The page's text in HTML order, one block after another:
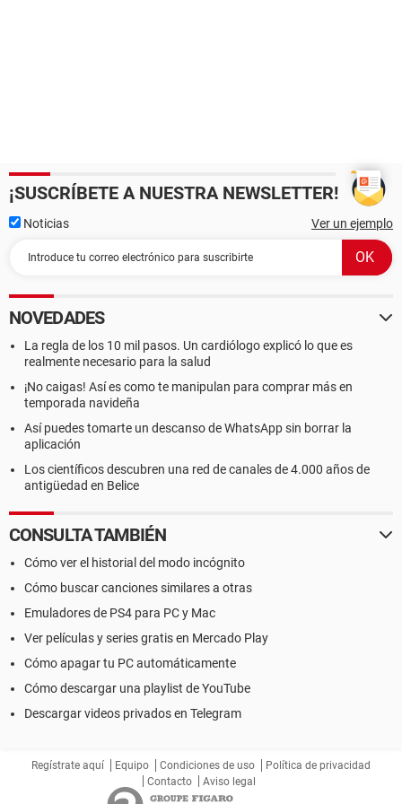
¡SUSCRÍBETE A NUESTRA NEWSLETTER!
Noticias Ver un ejemplo
NOVEDADES
La regla de los 10 mil pasos. Un cardiólogo explicó lo que es
realmente necesario para la salud
¡No caigas! Así es como te manipulan para comprar más en
temporada navideña
Así puedes tomarte un descanso de WhatsApp sin borrar la
aplicación
Los científicos descubren una red de canales de 4.000 años de
antigüedad en Belice
CONSULTA TAMBIÉN
Cómo ver el historial del modo incógnito
Cómo buscar canciones similares a otras
Emuladores de PS4 para PC y Mac
Ver películas y series gratis en Mercado Play
Cómo apagar tu PC automáticamente
Cómo descargar una playlist de YouTube
Descargar videos privados en Telegram
Regístrate aquí Equipo Condiciones de uso
Política de privacidad
Contacto
Aviso legal